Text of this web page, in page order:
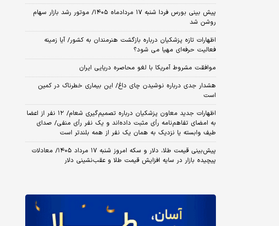
پیش بینی بورس فردا شنبه ۱۷ مردادماه ۱۴۰۵/ موتور رشد بازار سهام
روشن شد
اظهارات تازه پزشکیان درباره بازگشت هنرمندان به کشور/ آیا زمینه
فعالیت حرفه‌ای مهیا می شود؟
موافقت مشروط آمریکا با لغو محاصره دریایی ایران
هشدار جدی درباره نوشیدن چای داغ/ این بیماری خطرناک در کمین
است
اظهارات جدید معاون پزشکیان درباره تصمیم‌گیری شعام/ ۱۲ نفر از اعضا
به امضای تفاهم‌نامه رأی مثبت داده‌اند و یک نفر رأی منفی/ صدای
طیف وابسته یا نزدیک به همان یک نفر از همه بلندتر است
پیش‌بینی قیمت طلا، دلار و سکه امروز شنبه ۱۷ مرداد ۱۴۰۵/ معادلات
پیچیده بازار در سایه افزایش قیمت طلا و عقب‌نشینی دلار